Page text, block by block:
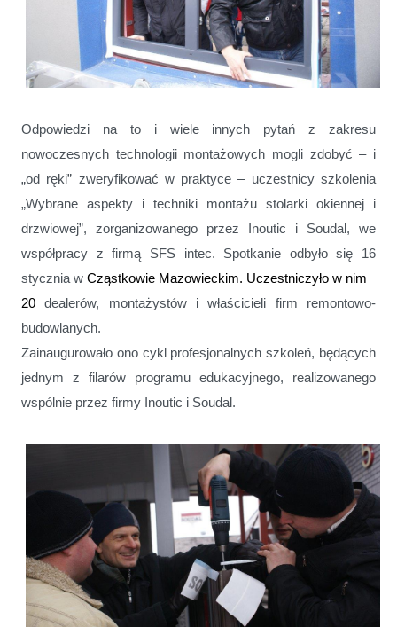
Odpowiedzi na to i wiele innych pytań z zakresu
nowoczesnych technologii montażowych mogli zdobyć – i
„od ręki” zweryfikować w praktyce – uczestnicy szkolenia
„Wybrane aspekty i techniki montażu stolarki okiennej i
drzwiowej”, zorganizowanego przez Inoutic i Soudal, we
współpracy z firmą SFS intec. Spotkanie odbyło się 16
stycznia w Cząstkowie Mazowieckim. Uczestniczyło w nim
20dealerów, montażystów i właścicieli firm remontowo-
budowlanych.
Zainaugurowało ono cykl profesjonalnych szkoleń, będących
jednym z filarów programu edukacyjnego, realizowanego
wspólnie przez firmy Inoutic i Soudal.